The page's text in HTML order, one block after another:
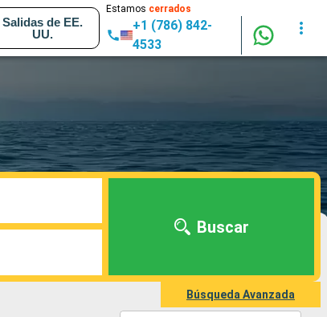
Salidas de EE.
UU.
Estamos cerrados
+1 (786) 842-
4533
Buscar
Búsqueda Avanzada